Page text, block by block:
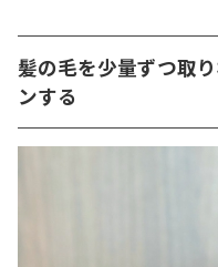
髪の毛を少量ずつ取
ンする